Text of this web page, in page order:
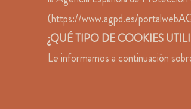
(https://www.agpd.es/
¿QUÉ TIPO DE COOKIES
Le informamos a continuación